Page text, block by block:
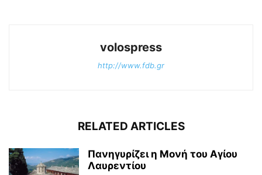
volospress
http://www.fdb.gr
RELATED ARTICLES
Πανηγυρίζει η Μονή του Αγίου
Λαυρεντίου